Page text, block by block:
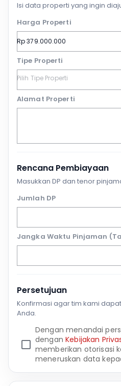
Isi data properti yang ingin
Harga Properti
Tipe Properti
Alamat Properti
Rencana Pembiayaan
Masukkan DP dan tenor
Jumlah DP
Jangka Waktu Pinjaman
Persetujuan
Konfirmasi agar tim kami
Anda.
Dengan menandai
denganKebijakan
memberikan otorisasi
meneruskan data